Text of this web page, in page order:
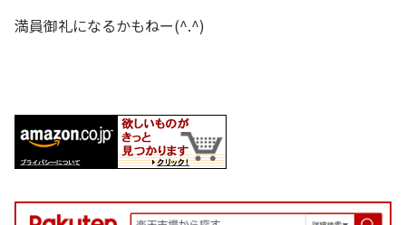
満員御礼になるかもねー(^.^)